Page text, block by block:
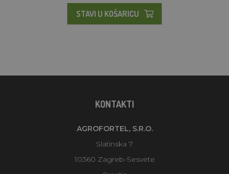
STAVI U KOŠARICU
KONTAKTI
AGROFORTEL, S.R.O.
Slatinska 7
10360 Zagreb-Sesvete